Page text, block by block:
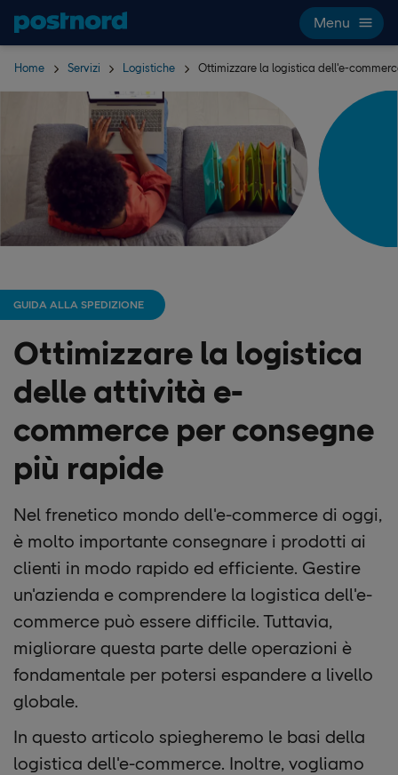
Hoppa över navigering och sök
Menu
Home Servizi Logistiche Ottimizzare la logistica dell'e-
GUIDA ALLA SPEDIZIONE
Ottimizzare la logistica
delle attività e-
commerce per consegne
più rapide
Nel frenetico mondo dell'e-commerce di oggi,
è molto importante consegnare i prodotti ai
clienti in modo rapido ed efficiente. Gestire
un'azienda e comprendere la logistica dell'e-
commerce può essere difficile. Tuttavia,
migliorare questa parte delle operazioni è
fondamentale per potersi espandere a livello
globale.
In questo articolo spiegheremo le basi della
logistica dell'e-commerce. Inoltre, vogliamo